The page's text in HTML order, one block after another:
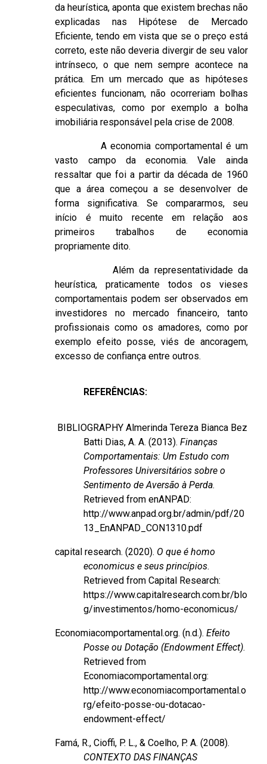
da heurística, aponta que existem brechas não
explicadas nas Hipótese de Mercado
Eficiente, tendo em vista que se o preço está
correto, este não deveria divergir de seu valor
intrínseco, o que nem sempre acontece na
prática. Em um mercado que as hipóteses
eficientes funcionam, não ocorreriam bolhas
especulativas, como por exemplo a bolha
imobiliária responsável pela crise de 2008.
A economia comportamental é um
vasto campo da economia. Vale ainda
ressaltar que foi a partir da década de 1960
que a área começou a se desenvolver de
forma significativa. Se compararmos, seu
início é muito recente em relação aos
primeiros trabalhos de economia
propriamente dito.
Além da representatividade da
heurística, praticamente todos os vieses
comportamentais podem ser observados em
investidores no mercado financeiro, tanto
profissionais como os amadores, como por
exemplo efeito posse, viés de ancoragem,
excesso de confiança entre outros.
REFERÊNCIAS:
BIBLIOGRAPHYAlmerinda Tereza Bianca Bez
Batti Dias, A. A. (2013).Finanças
Comportamentais: Um Estudo com
Professores Universitários sobre o
Sentimento de Aversão à Perda.
Retrieved from enANPAD:
http://www.anpad.org.br/admin/pdf/20
13_EnANPAD_CON1310.pdf
capital research. (2020). O que é homo
economicus e seus princípios.
Retrieved from Capital Research:
https://www.capitalresearch.com.br/blo
g/investimentos/homo-economicus/
Economiacomportamental.org. (n.d.).Efeito
Posse ou Dotação (Endowment Effect).
Retrieved from
Economiacomportamental.org:
http://www.economiacomportamental.o
rg/efeito-posse-ou-dotacao-
endowment-effect/
Famá, R., Cioffi, P. L., & Coelho, P. A. (2008).
CONTEXTO DAS FINANÇAS